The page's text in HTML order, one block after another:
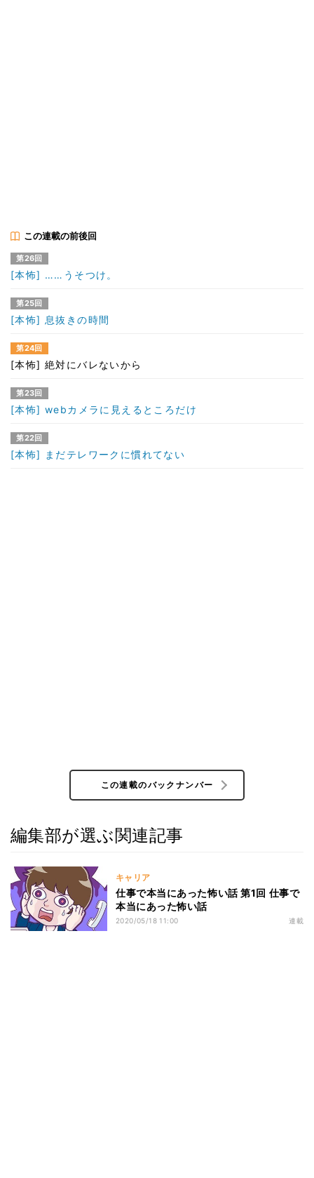
この連載の前後回
第26回
[本怖] ……うそつけ。
第25回
[本怖] 息抜きの時間
第24回
[本怖] 絶対にバレないから
第23回
[本怖] webカメラに見えるところだけ
第22回
[本怖] まだテレワークに慣れてない
この連載のバックナンバー
編集部が選ぶ関連記事
キャリア
仕事で本当にあった怖い話 第1回 仕事で
本当にあった怖い話
2020/05/18 11:00 連載